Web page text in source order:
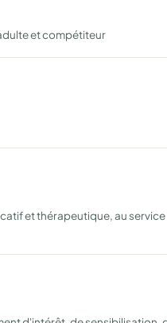
et compétiteur
et thérapeutique, au